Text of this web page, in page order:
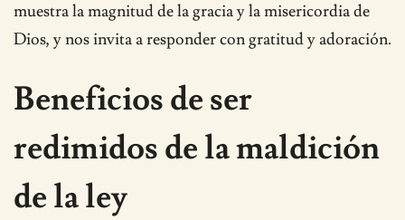
muestra la magnitud de la gracia y la misericordia de
Dios, y nos invita a responder con gratitud y adoración.
Beneficios de ser
redimidos de la maldición
de la ley